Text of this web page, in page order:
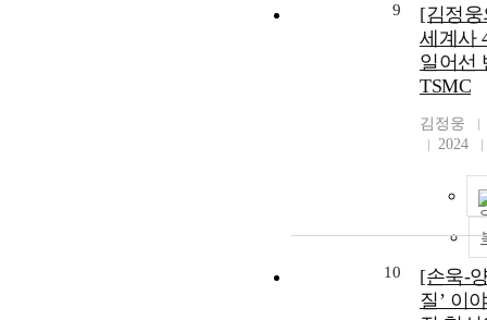
9
[김정
세계사
일어선
TSMC
김정웅
2024
10
[손욱-
질’ 이